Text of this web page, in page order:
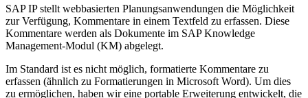
SAP IP stellt webbasierten Planungsanwendungen die Möglichkeit
zur Verfügung, Kommentare in einem Textfeld zu erfassen. Diese
Kommentare werden als Dokumente im SAP Knowledge
Management-Modul (KM) abgelegt.
Im Standard ist es nicht möglich, formatierte Kommentare zu
erfassen (ähnlich zu Formatierungen in Microsoft Word). Um dies
zu ermöglichen, haben wir eine portable Erweiterung entwickelt, die